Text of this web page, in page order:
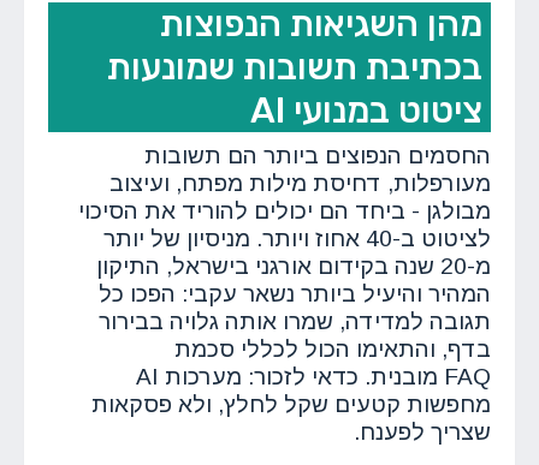
מהן השגיאות הנפוצות
בכתיבת תשובות שמונעות
ציטוט במנועי AI
החסמים הנפוצים ביותר הם תשובות
מעורפלות, דחיסת מילות מפתח, ועיצוב
מבולגן - ביחד הם יכולים להוריד את הסיכוי
לציטוט ב-40 אחוז ויותר. מניסיון של יותר
מ-20 שנה בקידום אורגני בישראל, התיקון
המהיר והיעיל ביותר נשאר עקבי: הפכו כל
תגובה למדידה, שמרו אותה גלויה בבירור
בדף, והתאימו הכול לכללי סכמת
FAQ מובנית. כדאי לזכור: מערכות AI
מחפשות קטעים שקל לחלץ, ולא פסקאות
שצריך לפענח.